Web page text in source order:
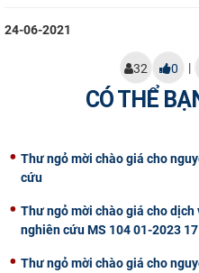
24-06-2021
32 0 |
CÓ THỂ
Thư ngỏ mời chào giá cho
cứu
Thư ngỏ mời chào giá cho
nghiên cứu MS 104 01-2023 17
Thư ngỏ mời chào giá cho